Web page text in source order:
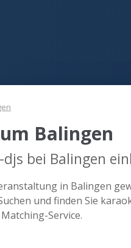
Balingen
bei Balingen
in Balingen
und finden Sie
Service.